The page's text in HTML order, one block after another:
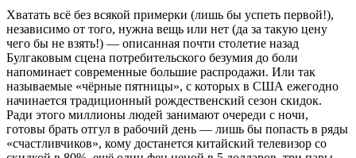
Хватать всё без всякой примерки (лишь бы успеть первой!),
независимо от того, нужна вещь или нет (да за такую цену
чего бы не взять!) — описанная почти столетие назад
Булгаковым сцена потребительского безумия до боли
напоминает современные большие распродажи. Или так
называемые «чёрные пятницы», с которых в США ежегодно
начинается традиционный рождественский сезон скидок.
Ради этого миллионы людей занимают очереди с ночи,
готовы брать отгул в рабочий день — лишь бы попасть в ряды
«счастливчиков», кому достанется китайский телевизор со